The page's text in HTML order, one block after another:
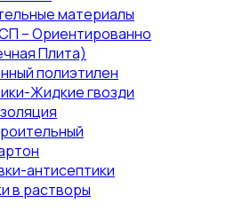
материалы
– Ориентированно
Плита)
полиэтилен
Жидкие гвозди
антисептики
в растворы